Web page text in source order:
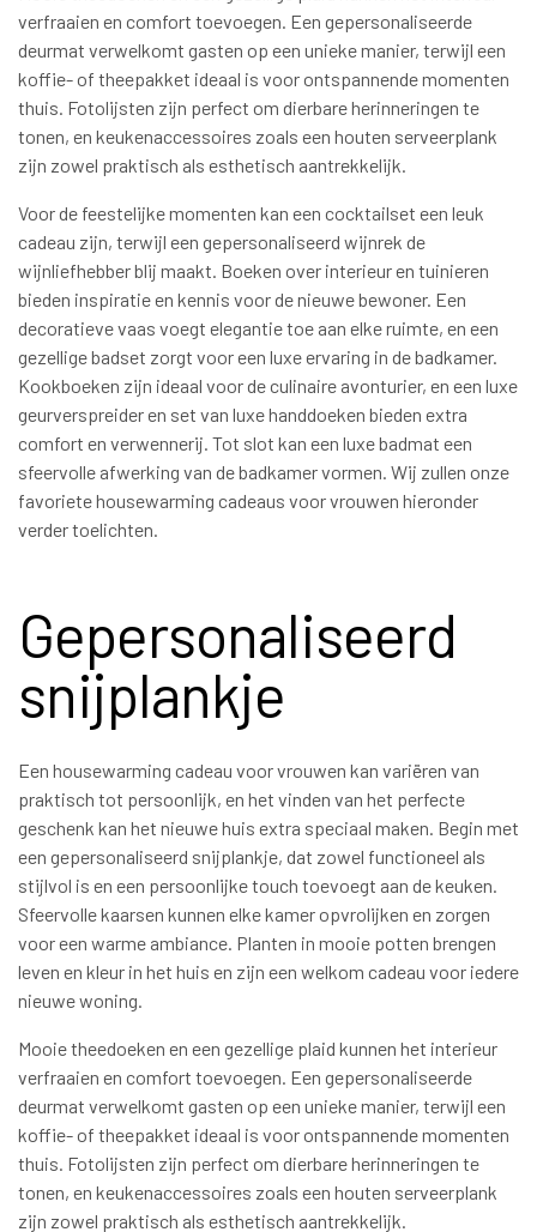
verfraaien en comfort toevoegen. Een gepersonaliseerde
deurmat verwelkomt gasten op een unieke manier, terwijl een
koffie- of theepakket ideaal is voor ontspannende momenten
thuis. Fotolijsten zijn perfect om dierbare herinneringen te
tonen, en keukenaccessoires zoals een houten serveerplank
zijn zowel praktisch als esthetisch aantrekkelijk.
Voor de feestelijke momenten kan een cocktailset een leuk
cadeau zijn, terwijl een gepersonaliseerd wijnrek de
wijnliefhebber blij maakt. Boeken over interieur en tuinieren
bieden inspiratie en kennis voor de nieuwe bewoner. Een
decoratieve vaas voegt elegantie toe aan elke ruimte, en een
gezellige badset zorgt voor een luxe ervaring in de badkamer.
Kookboeken zijn ideaal voor de culinaire avonturier, en een luxe
geurverspreider en set van luxe handdoeken bieden extra
comfort en verwennerij. Tot slot kan een luxe badmat een
sfeervolle afwerking van de badkamer vormen. Wij zullen onze
favoriete housewarming cadeaus voor vrouwen hieronder
verder toelichten.
Gepersonaliseerd
snijplankje
Een housewarming cadeau voor vrouwen kan variëren van
praktisch tot persoonlijk, en het vinden van het perfecte
geschenk kan het nieuwe huis extra speciaal maken. Begin met
een gepersonaliseerd snijplankje, dat zowel functioneel als
stijlvol is en een persoonlijke touch toevoegt aan de keuken.
Sfeervolle kaarsen kunnen elke kamer opvrolijken en zorgen
voor een warme ambiance. Planten in mooie potten brengen
leven en kleur in het huis en zijn een welkom cadeau voor iedere
nieuwe woning.
Mooie theedoeken en een gezellige plaid kunnen het interieur
verfraaien en comfort toevoegen. Een gepersonaliseerde
deurmat verwelkomt gasten op een unieke manier, terwijl een
koffie- of theepakket ideaal is voor ontspannende momenten
thuis. Fotolijsten zijn perfect om dierbare herinneringen te
tonen, en keukenaccessoires zoals een houten serveerplank
zijn zowel praktisch als esthetisch aantrekkelijk.